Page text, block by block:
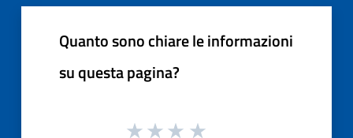
Quanto sono chiare le informazioni
su questa pagina?